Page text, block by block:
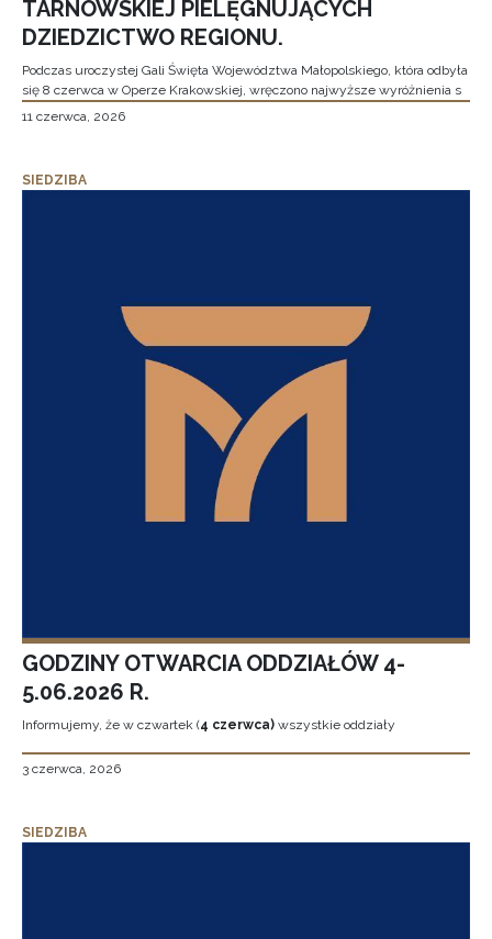
TARNOWSKIEJ PIELĘGNUJĄCYCH
DZIEDZICTWO REGIONU.
Podczas uroczystej Gali Święta Województwa Małopolskiego, która odbyła
się 8 czerwca w Operze Krakowskiej, wręczono najwyższe wyróżnienia s
11 czerwca, 2026
SIEDZIBA
GODZINY OTWARCIA ODDZIAŁÓW 4-
5.06.2026 R.
Informujemy, że w czwartek (4 czerwca) wszystkie oddziały
3 czerwca, 2026
SIEDZIBA